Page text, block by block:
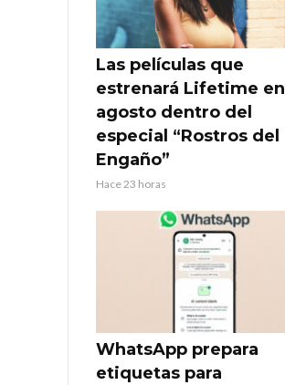
Las películas que
estrenará Lifetime en
agosto dentro del
especial “Rostros del
Engaño”
Hace 23 horas
WhatsApp prepara
etiquetas para